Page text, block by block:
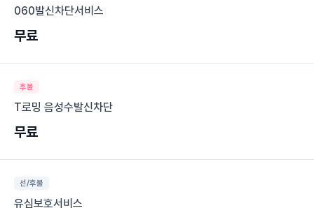
060발신차단서비스
무료
후불
T로밍 음성수발신차단
무료
선/후불
유심보호서비스